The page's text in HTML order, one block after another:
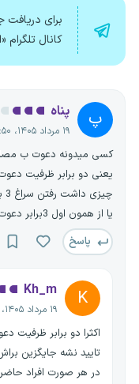
برای دریافت
کانال تلگرام
پ پناه
۱۹ مرداد ۱۴۰۵، ۱۱:۵۰
کسی میدونه دعوت ب
یعنی دو برابر ظرفیت
چیزی داشت رفتن سراغ 3 برابر؟
یا از همون اول 3برابر دعوت کردن؟
پاسخ
K
Kh_m
۱۹ مرداد ۱۴۰۵، ۱۹:۰۷
اکثرا دو برابر
تایید نشه جایگزین
در هر صورت افراد حاضر در مصاحبه